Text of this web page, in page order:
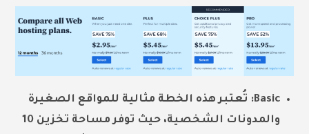
Basic: تُعتبر هذه الخطة مثالية للمواقع الصغيرة
والمدونات الشخصية، حيث توفر مساحة تخزين 10